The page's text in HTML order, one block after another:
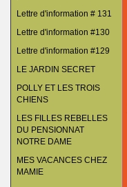
Lettre d'information # 131
Lettre d'information #130
Lettre d'information #129
LE JARDIN SECRET
POLLY ET LES TROIS
CHIENS
LES FILLES REBELLES
DU PENSIONNAT
NOTRE DAME
MES VACANCES CHEZ
MAMIE